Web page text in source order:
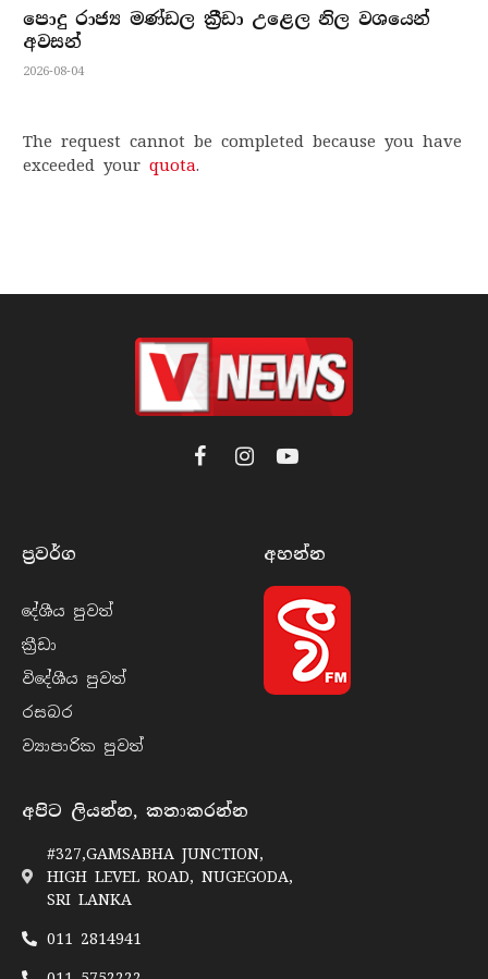
පොදු රාජ්‍ය මණ්ඩල ක්‍රීඩා උළෙල නිල වශයෙන්
අවසන්
2026-08-04
The request cannot be completed because you have
exceeded your quota.
FacebookInstagramYouTube
ප්‍රවර්​ග
දේශීය පුව​ත්
ක්‍රී​ඩා
විදේශීය පුව​ත්
රසබ​ර
ව්‍යාපාරික පුව​ත්
අහන්​න
අපිට ලියන්න, කතාකරන්න
#327,GAMSABHA JUNCTION,
HIGH LEVEL ROAD, NUGEGODA,
SRI LANKA
011 2814941